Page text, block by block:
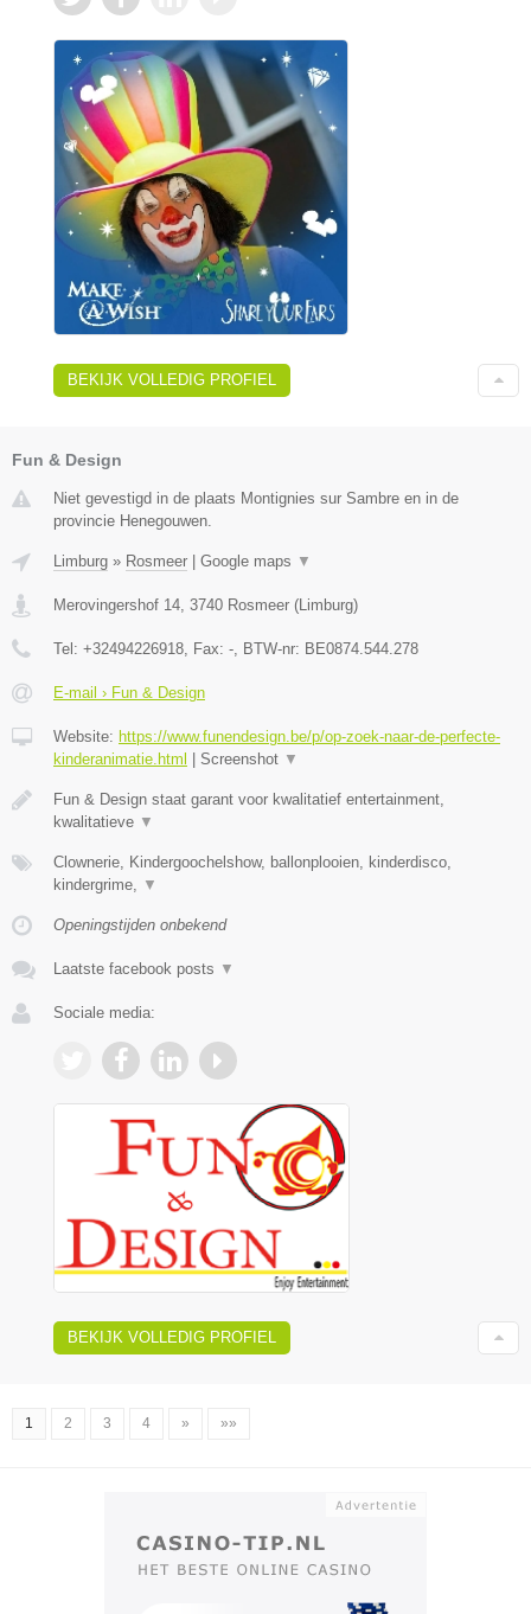
BEKIJK VOLLEDIG PROFIEL
Fun & Design
Niet gevestigd in de plaats Montignies sur Sambre en in de
provincie Henegouwen.
Limburg » Rosmeer | Google maps ▼
Merovingershof 14 3740 Rosmeer (Limburg)
Tel: +32494226918 , Fax: - , BTW-nr: BE0874.544.278
E-mail › Fun & Design
Website: https://www.funendesign.be/p/op-zoek-naar-de-perfecte-
kinderanimatie.html | Screenshot ▼
Fun & Design staat garant voor kwalitatief entertainment,
kwalitatieve ▼
Clownerie, Kindergoochelshow, ballonplooien, kinderdisco,
kindergrime,
▼
Openingstijden onbekend
Laatste facebook posts ▼
Sociale media:
BEKIJK VOLLEDIG PROFIEL
1 2 3 4 » »»